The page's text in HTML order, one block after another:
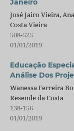
Janeiro
José Jairo Vieira,
Costa Vieira
508-525
01/01/2019
Educação
Análise Dos
Wanessa Ferreira
Resende da Costa
138-156
01/01/2019